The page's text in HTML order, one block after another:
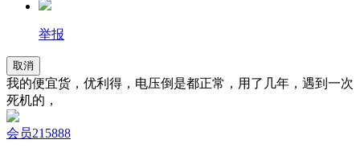
举报
取消
我的便宜货，优利得，电压倒是都正常，用了几年，遇到一次
死机的，
会员215888